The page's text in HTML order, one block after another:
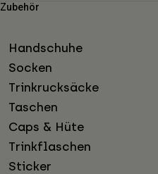
Zubehör
Handschuhe
Socken
Trinkrucksäcke
Taschen
Caps & Hüte
Trinkflaschen
Sticker